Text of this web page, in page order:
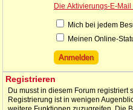
Die Aktivierungs-E-
Mich bei jedem
Meinen Online-
Registrieren
Du musst in diesem Forum
Registrierung ist in wenigen